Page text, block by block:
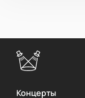
Концерты